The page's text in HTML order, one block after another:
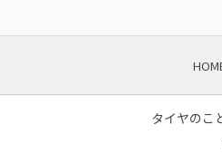
タイヤのこ